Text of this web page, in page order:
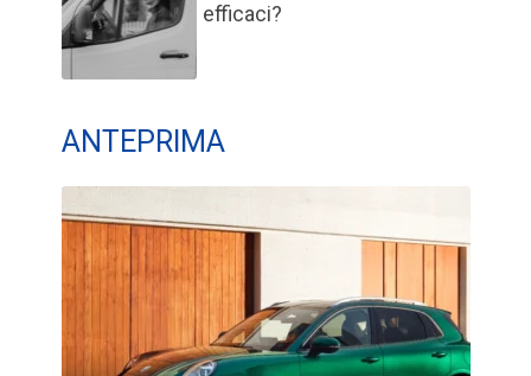
efficaci?
ANTEPRIMA